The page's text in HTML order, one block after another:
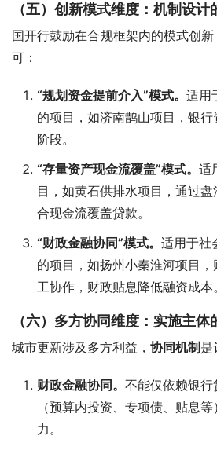
（五）创新模式维度：机制设计
国开行鼓励在合规框架内的模式创
可：
“规划资金提前介入”模式。 适用
的项目，如济南鹊山项目，银
阶段。
“存量资产现金流覆盖”模式。 适
目，如黄石供排水项目，通过
合现金流覆盖贷款。
“财政金融协同”模式。 适用于社
的项目，如扬州小秦淮河项目
工协作，财政贴息降低融资成本。
（六）多方协同维度：实施主体
城市更新涉及多方利益， 协同机制 是
财政金融协同。 不能仅依赖银
（预算内投资、专项债、贴息
力。